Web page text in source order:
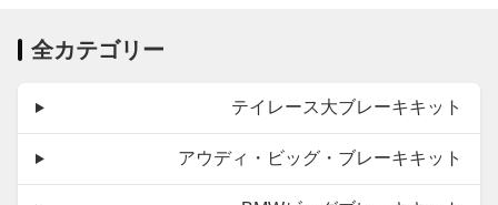
全カテゴリー
テイレース大ブレーキキット
アウディ・ビッグ・ブレーキキット